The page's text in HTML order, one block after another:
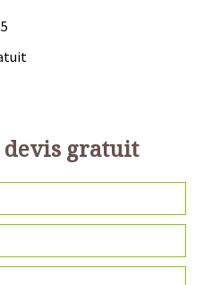
devis gratuit